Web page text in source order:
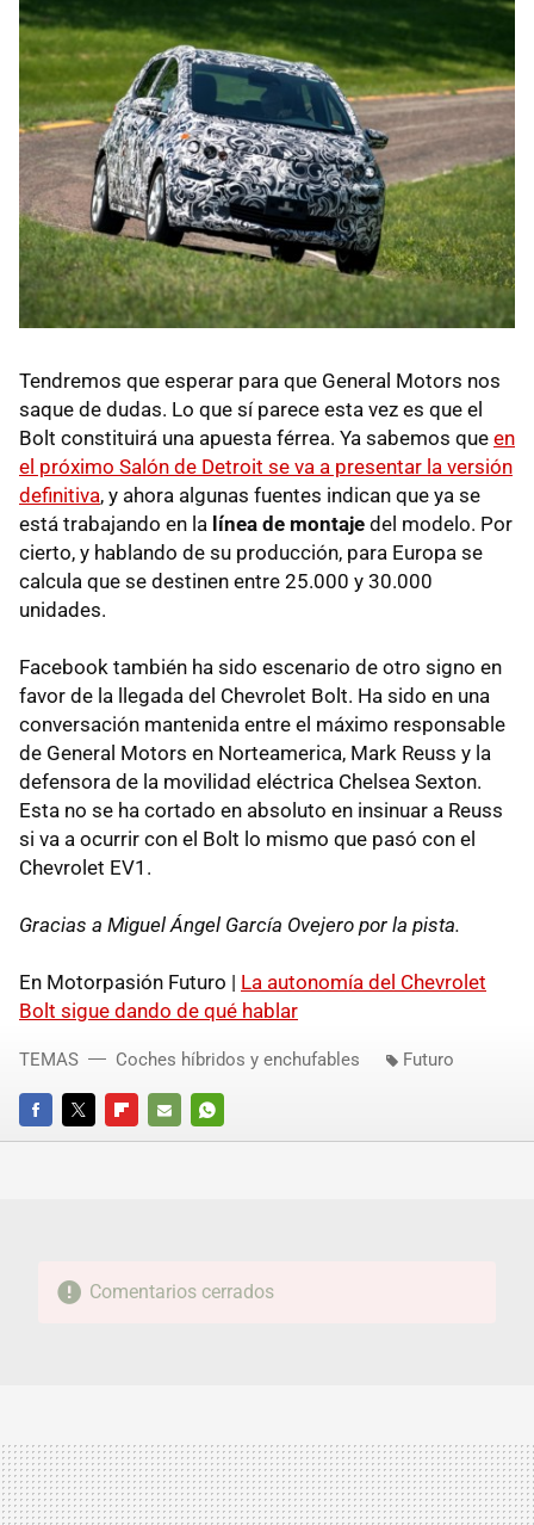
Tendremos que esperar para que General Motors nos
saque de dudas. Lo que sí parece esta vez es que el
Bolt constituirá una apuesta férrea. Ya sabemos que en
el próximo Salón de Detroit se va a presentar la versión
definitiva, y ahora algunas fuentes indican que ya se
está trabajando en la línea de montaje del modelo. Por
cierto, y hablando de su producción, para Europa se
calcula que se destinen entre 25.000 y 30.000
unidades.
Facebook también ha sido escenario de otro signo en
favor de la llegada del Chevrolet Bolt. Ha sido en una
conversación mantenida entre el máximo responsable
de General Motors en Norteamerica, Mark Reuss y la
defensora de la movilidad eléctrica Chelsea Sexton.
Esta no se ha cortado en absoluto en insinuar a Reuss
si va a ocurrir con el Bolt lo mismo que pasó con el
Chevrolet EV1.
Gracias a Miguel Ángel García Ovejero por la pista.
En Motorpasión Futuro | La autonomía del Chevrolet
Bolt sigue dando de qué hablar
FACEBOOKTWITTERFLIPBOARD
E-
WHATSAPP
TEMAS Coches híbridos y enchufables Futuro
Comentarios cerrados